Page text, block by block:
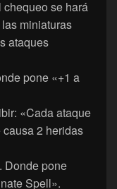
se hará
miniaturas
ataques
pone «+1 a
«Cada ataque
2 heridas
Donde pone
Spell».